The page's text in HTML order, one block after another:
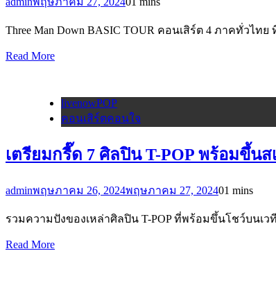
Three Man Down BASIC TOUR คอนเสิร์ต 4 ภาคทั่วไท
Read More
livenowPOP
คอนเสิร์ตคอนใจ
เตรียมกรี๊ด 7 ศิลปิน T-POP พร้อมขึ้นส
adminพฤษภาคม 26, 2024พฤษภาคม 27, 202401 mins
รวมความปังของเหล่าศิลปิน T-POP ที่พร้อมขึ้นโชว์บนเว
Read More